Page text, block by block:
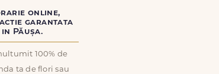
online,
garantata
in Păușa.
100% de
ta de flori sau